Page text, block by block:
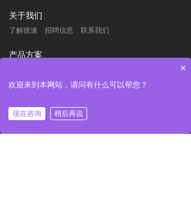
关于我们
了解彼速 招聘信息 联系我们
产品方案
星
科园智通
服务支持
服务特色 产品动态 常见问答
×
欢迎来到本网站，请问有什么可以帮您？
现在咨询 稍后再说